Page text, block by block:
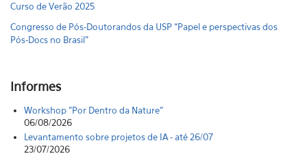
Curso de Verão 2025
Congresso de Pós-Doutorandos da USP “Papel e perspectivas dos
Pós-Docs no Brasil"
Informes
Workshop "Por Dentro da Nature"
06/08/2026
Levantamento sobre projetos de IA - até 26/07
23/07/2026